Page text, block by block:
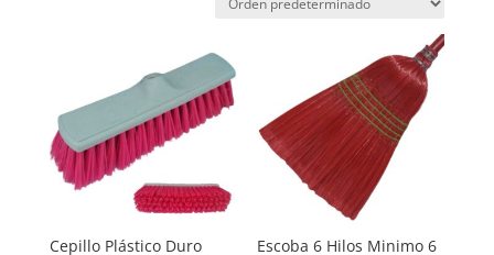
Cepillo Plástico Duro Escoba 6 Hilos Minimo 6